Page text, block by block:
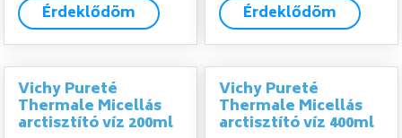
Érdeklődöm Érdeklődöm
Vichy Pureté
Thermale Micellás
arctisztító víz 200ml
Vichy Pureté
Thermale Micellás
arctisztító víz 400ml